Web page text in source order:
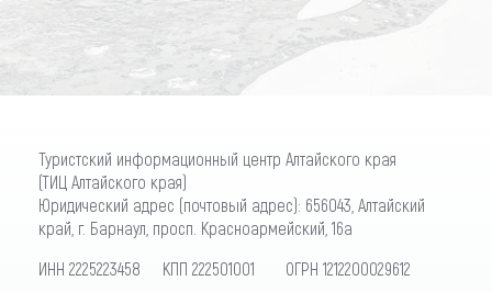
Туристский информационный центр Алтайского края
(ТИЦ Алтайского края)
Юридический адрес (почтовый адрес): 656043, Алтайский
край, г. Барнаул, просп. Красноармейский, 16а
ИНН 2225223458 КПП 222501001 ОГРН 1212200029612